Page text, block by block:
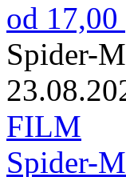
od
Spider-
FILM
Spider-